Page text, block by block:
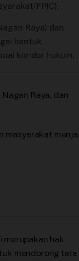
FPIC).
Raya) dan
bentuk
koridor hukum.
Raya, dan
masyarakat
merupakan hak
mendorong tata